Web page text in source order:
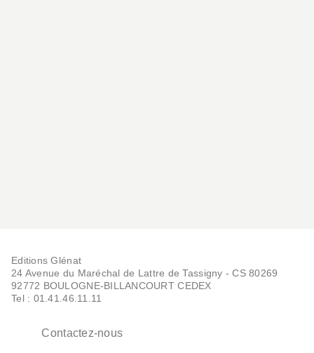
Editions Glénat
24 Avenue du Maréchal de Lattre de Tassigny - CS 80269
92772 BOULOGNE-BILLANCOURT CEDEX
Tel : 01.41.46.11.11
Contactez-nous